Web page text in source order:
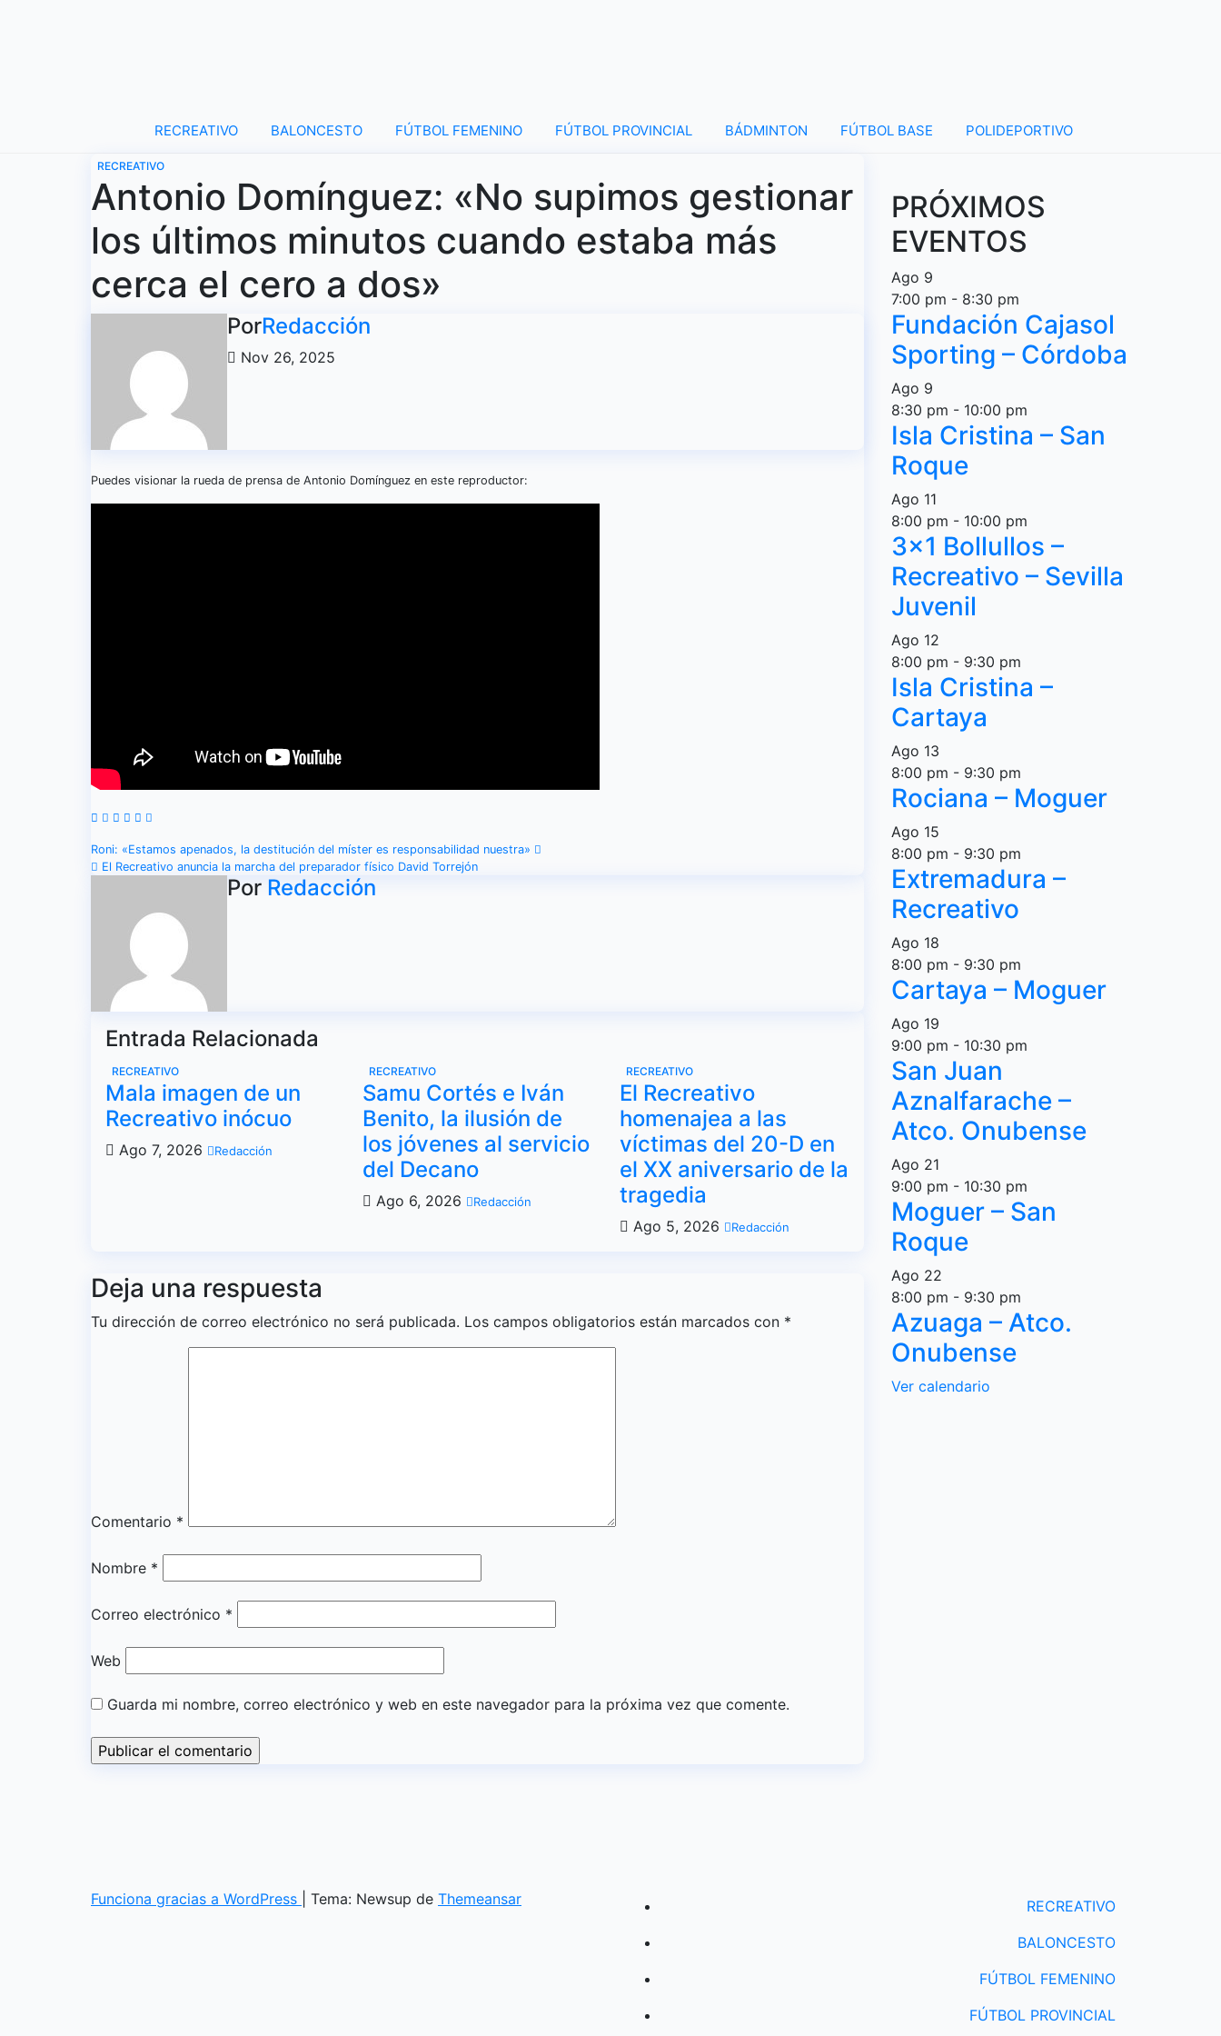
RECREATIVO BALONCESTO FÚTBOL FEMENINO FÚTBOL PROVINCIAL BÁDMINTON FÚTBOL BASE POLIDEPORTIVO
RECREATIVO
Antonio Domínguez: «No supimos gestionar
los últimos minutos cuando estaba más
cerca el cero a dos»
PorRedacción
Nov 26, 2025
Puedes visionar la rueda de prensa de Antonio Domínguez en este reproductor:
Navegación
entradas
Roni: «Estamos apenados, la destitución del míster es responsabilidad nuestra»
El Recreativo anuncia la marcha del preparador físico David Torrejón
Por Redacción
Entrada Relacionada
RECREATIVO
Mala imagen de un
Recreativo inócuo
Ago 7, 2026 Redacción
RECREATIVO
Samu Cortés e Iván
Benito, la ilusión de
los jóvenes al servicio
del Decano
Ago 6, 2026 Redacción
RECREATIVO
El Recreativo
homenajea a las
víctimas del 20-D en
el XX aniversario de la
tragedia
Ago 5, 2026 Redacción
Deja una respuesta
Tu dirección de correo electrónico no será publicada. Los campos obligatorios están marcados con *
Comentario *
Nombre *
Correo electrónico *
Web
Guarda mi nombre, correo electrónico y web en este navegador para la próxima vez que comente.
PRÓXIMOS
EVENTOS
Ago 9
7:00 pm - 8:30 pm
Fundación Cajasol
Sporting – Córdoba
Ago 9
8:30 pm - 10:00 pm
Isla Cristina – San
Roque
Ago 11
8:00 pm - 10:00 pm
3×1 Bollullos –
Recreativo – Sevilla
Juvenil
Ago 12
8:00 pm - 9:30 pm
Isla Cristina –
Cartaya
Ago 13
8:00 pm - 9:30 pm
Rociana – Moguer
Ago 15
8:00 pm - 9:30 pm
Extremadura –
Recreativo
Ago 18
8:00 pm - 9:30 pm
Cartaya – Moguer
Ago 19
9:00 pm - 10:30 pm
San Juan
Aznalfarache –
Atco. Onubense
Ago 21
9:00 pm - 10:30 pm
Moguer – San
Roque
Ago 22
8:00 pm - 9:30 pm
Azuaga – Atco.
Onubense
Ver calendario
Funciona gracias a WordPress Tema: Newsup de Themeansar
RECREATIVO
BALONCESTO
FÚTBOL FEMENINO
FÚTBOL PROVINCIAL